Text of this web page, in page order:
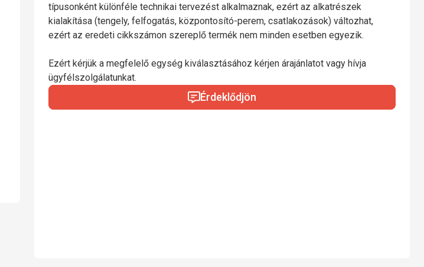
típusonként különféle technikai tervezést alkalmaznak, ezért az alkatrészek
kialakítása (tengely, felfogatás, központosító-perem, csatlakozások) változhat,
ezért az eredeti cikkszámon szereplő termék nem minden esetben egyezik.
Ezért kérjük a megfelelő egység kiválasztásához kérjen árajánlatot vagy hívja
ügyfélszolgálatunkat.
Érdeklődjön